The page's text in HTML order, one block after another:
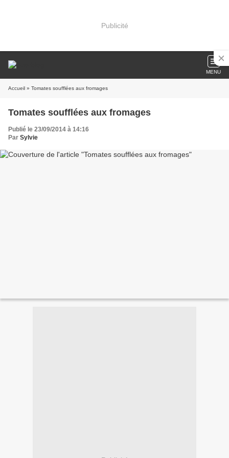
Publicité
MENU
Accueil » Tomates soufflées aux fromages
Tomates soufflées aux fromages
Publié le 23/09/2014 à 14:16
Par Sylvie